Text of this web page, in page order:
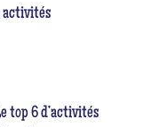
activités
top 6 d’activités